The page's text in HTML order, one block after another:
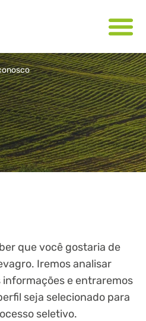
que você gostaria de
Iremos analisar
e entraremos
seja selecionado para
seletivo.